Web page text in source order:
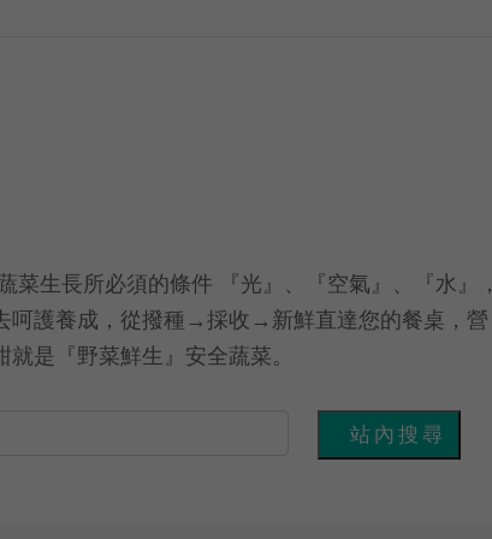
菜生長所必須的條件 『光』、『空氣』、『水』，
呵護養成，從撥種→採收→新鮮直達您的餐桌，營
就是『野菜鮮生』安全蔬菜。